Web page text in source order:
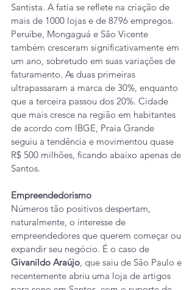
Santista. A fatia se reflete na criação de
mais de 1000 lojas e de 8796 empregos.
Peruíbe, Mongaguá e São Vicente
também cresceram significativamente em
um ano, sobretudo em suas variações de
faturamento. As duas primeiras
ultrapassaram a marca de 30%, enquanto
que a terceira passou dos 20%. Cidade
que mais cresce na região em habitantes
de acordo com IBGE, Praia Grande
seguiu a tendência e movimentou quase
R$ 500 milhões, ficando abaixo apenas de
Santos.
Empreendedorismo
Números tão positivos despertam,
naturalmente, o interesse de
empreendedores que querem começar ou
expandir seu negócio. É o caso de
Givanildo Araújo, que saiu de São Paulo e
recentemente abriu uma loja de artigos